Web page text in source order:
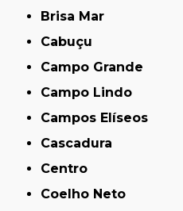
Brisa Mar
Cabuçu
Campo Grande
Campo Lindo
Campos Elíseos
Cascadura
Centro
Coelho Neto